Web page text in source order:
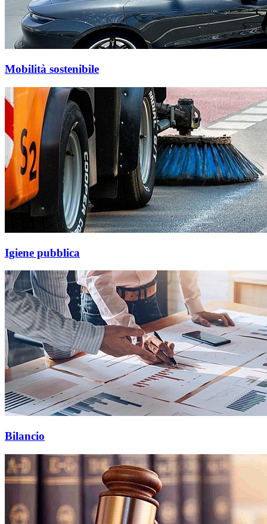
Mobilità sostenibile
Igiene pubblica
Bilancio